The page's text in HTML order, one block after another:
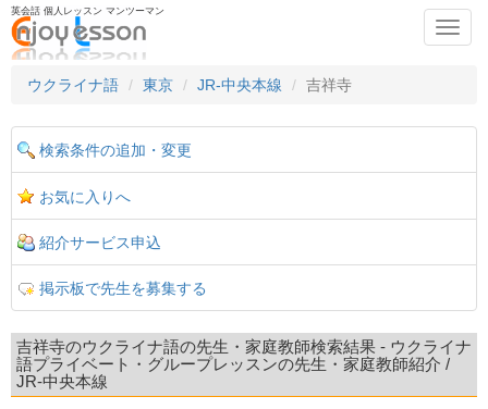
英会話 個人レッスン マンツーマン
ウクライナ語
東京 JR-中央本線 吉祥寺
検索条件の追加・変更
お気に入りへ
紹介サービス申込
掲示板で先生を募集する
吉祥寺のウクライナ語の先生・家庭教師検索結果 - ウクライナ
語プライベート・グループレッスンの先生・家庭教師紹介 /
JR-中央本線